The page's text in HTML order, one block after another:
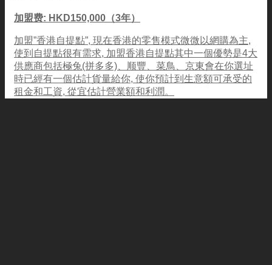
加盟费: HKD150,000（3年）
加盟”香港自提點”, 現在香港的零售模式微微以網購為主,
使到自提點很有需求, 加盟香港自提點其中一個優勢是4大
供應商包括極兔(拼多多)、顺豐、菜鳥、京東會在你選址
時已經有一個估計貨量給你, 使你預計到生意額可承受的
租金和工資, 從宜估計營業額和利潤。